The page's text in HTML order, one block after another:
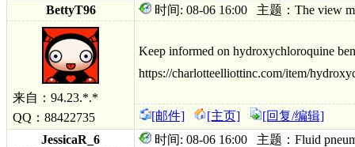
BettyT96
时间: 08-06 16:00 主题：The view
来自：94.23.*.*
QQ：88422735
Keep informed on hydroxychloroquine
https://charlotteelliottinc.com/item/
[邮件] [主页]
[回复/编辑]
JessicaR_6
时间: 08-06 16:00 主题：Fluid